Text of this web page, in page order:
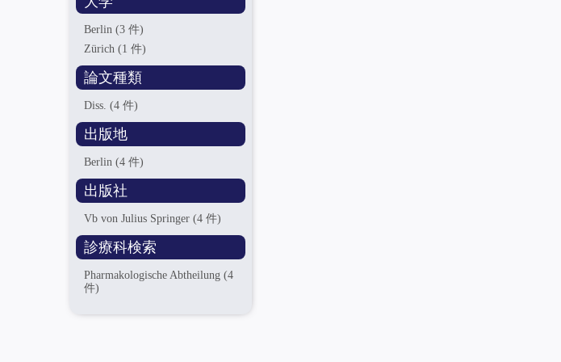
Berlin(3 件)
Zürich(1 件)
論文種類
Diss.(4 件)
出版地
Berlin(4 件)
出版社
Vb von Julius Springer(4 件)
診療科検索
Pharmakologische Abtheilung(4
件)